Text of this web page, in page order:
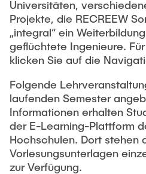
Publikationen
Studien und
VERANSTALTUNGEN
Webinar Series: Green
Webinar-Serie: Grüner
Webinar Series: Green
Webinar: Klimaschutz in
Webinar Series: Green
KARRIERE
Universitäten,
Projekte, die RECREEW
„integral“ ein
geflüchtete Ingenieure.
klicken Sie auf die
Folgende
laufenden Semester
Informationen erhalten
der E-Learning-Plattform
Hochschulen. Dort stehen
Vorlesungsunterlagen
zur Verfügung.